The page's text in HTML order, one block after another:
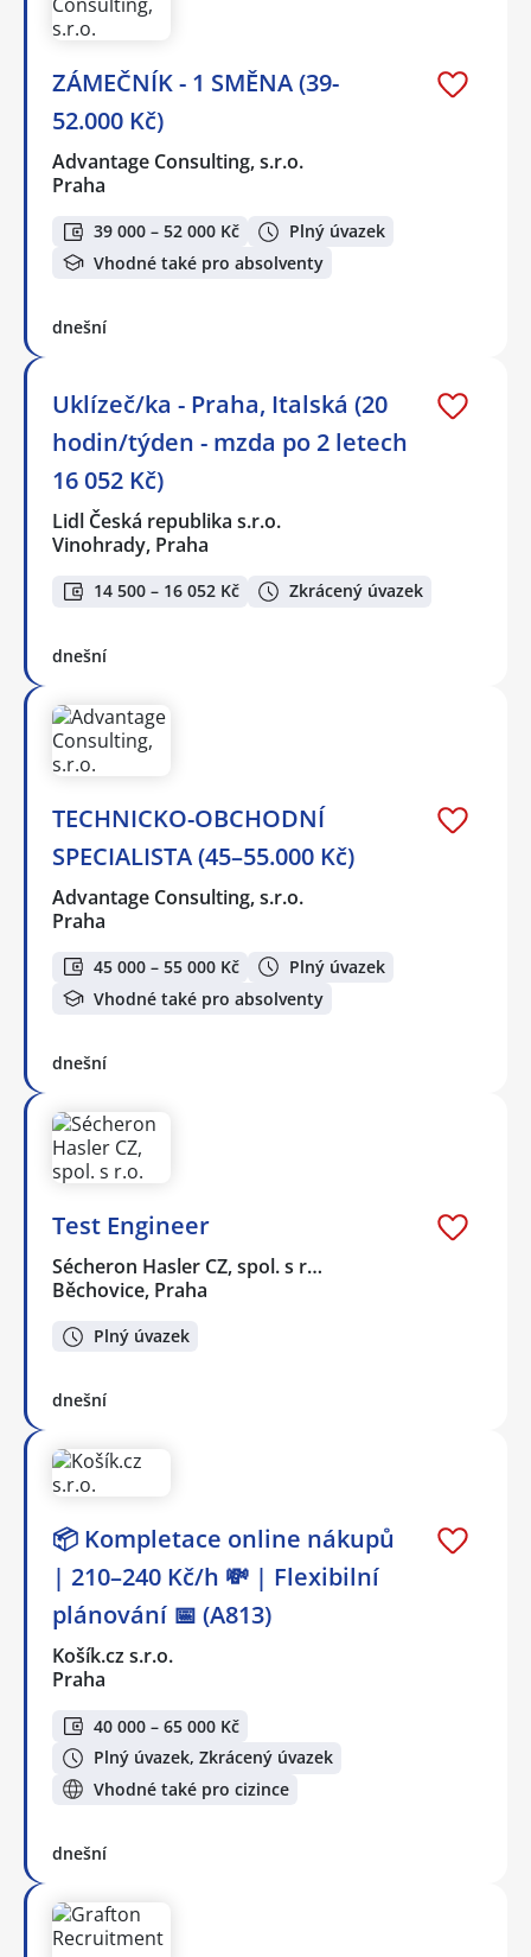
ZÁMEČNÍK - 1 SMĚNA (39-
52.000 Kč)
Advantage Consulting, s.r.o.
Praha
39 000 – 52 000 Kč
Plný úvazek
Vhodné také pro absolventy
dnešní
Uklízeč/ka - Praha, Italská (20
hodin/týden - mzda po 2 letech
16 052 Kč)
Lidl Česká republika s.r.o.
Vinohrady, Praha
14 500 – 16 052 Kč Zkrácený úvazek
dnešní
TECHNICKO-OBCHODNÍ
SPECIALISTA (45–55.000 Kč)
Advantage Consulting, s.r.o.
Praha
45 000 – 55 000 Kč
Plný úvazek
Vhodné také pro absolventy
dnešní
Test Engineer
Sécheron Hasler CZ, spol. s r…
Běchovice, Praha
Plný úvazek
dnešní
📦 Kompletace online nákupů
| 210–240 Kč/h 💸 | Flexibilní
plánování 📅 (A813)
Košík.cz s.r.o.
Praha
40 000 – 65 000 Kč
Plný úvazek, Zkrácený úvazek
Vhodné také pro cizince
dnešní